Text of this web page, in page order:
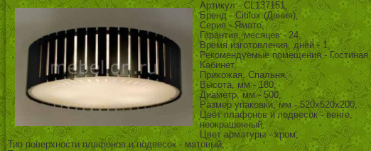
Артикул - CL137151,
Бренд - Citilux (Дания),
Серия - Ямато,
Гарантия, месяцев - 24,
Время изготовления, дней - 1,
Рекомендуемые помещения - Гостиная,
Кабинет,
Прихожая, Спальня,
Высота, мм - 180,
Диаметр, мм - 500,
Размер упаковки, мм - 520x520x200,
Цвет плафонов и подвесок - венге,
неокрашенный,
Цвет арматуры - хром,
Тип поверхности плафонов и подвесок - матовый,